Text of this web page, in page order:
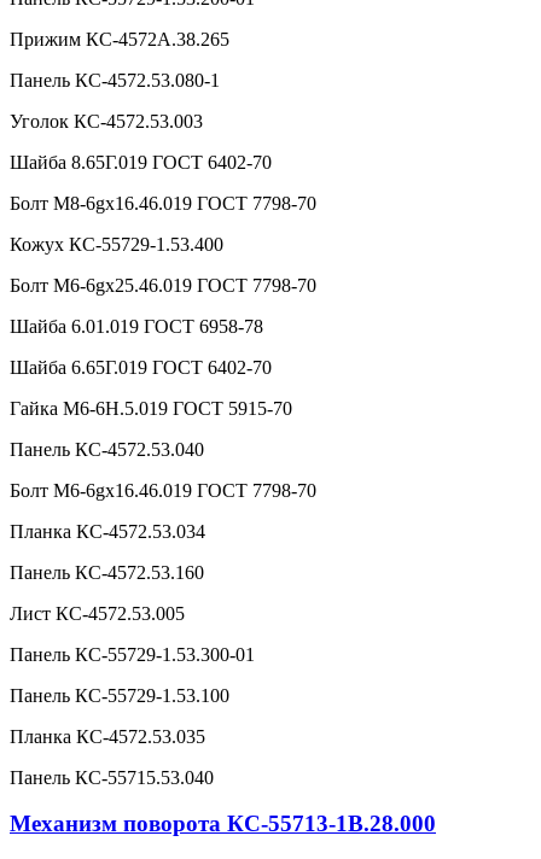
Прижим КС-4572А.38.265
Панель КС-4572.53.080-1
Уголок КС-4572.53.003
Шайба 8.65Г.019 ГОСТ 6402-70
Болт М8-6gx16.46.019 ГОСТ 7798-70
Кожух КС-55729-1.53.400
Болт М6-6gx25.46.019 ГОСТ 7798-70
Шайба 6.01.019 ГОСТ 6958-78
Шайба 6.65Г.019 ГОСТ 6402-70
Гайка М6-6Н.5.019 ГОСТ 5915-70
Панель КС-4572.53.040
Болт М6-6gx16.46.019 ГОСТ 7798-70
Планка КС-4572.53.034
Панель КС-4572.53.160
Лист КС-4572.53.005
Панель КС-55729-1.53.300-01
Панель КС-55729-1.53.100
Планка КС-4572.53.035
Панель КС-55715.53.040
Механизм поворота КС-55713-1В.28.000